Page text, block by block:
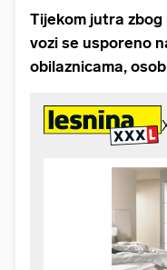
Tijekom jutra
vozi se usporeno
obilaznicama,